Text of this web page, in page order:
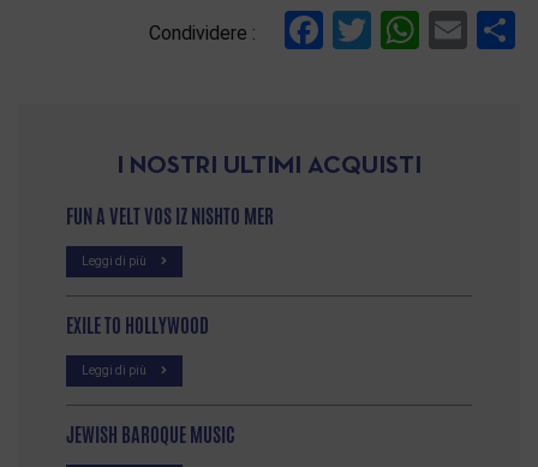
Condividere : Facebook
Twitter
I NOSTRI ULTIMI ACQUISTI
FUN A VELT VOS IZ NISHTO MER
Leggi di più
EXILE TO HOLLYWOOD
Leggi di più
JEWISH BAROQUE MUSIC